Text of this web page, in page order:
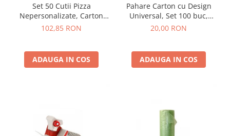
Set 50 Cutii Pizza
Nepersonalizate, Carton
Micro-Ondul, Alb/Natur
102,85 RON
ADAUGA IN COS
Pahare Carton cu Design
Universal, Set 100 buc,
Diverse Mărimi
20,00 RON
ADAUGA IN COS